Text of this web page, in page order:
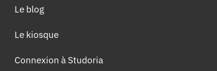
Le blog
Le kiosque
Connexion à Studoria